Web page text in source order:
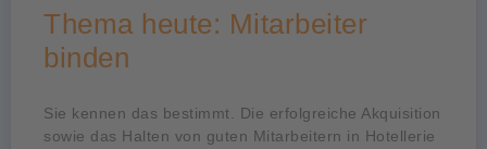
Thema heute: Mitarbeiter
binden
Sie kennen das bestimmt. Die erfolgreiche Akquisition
sowie das Halten von guten Mitarbeitern in Hotellerie